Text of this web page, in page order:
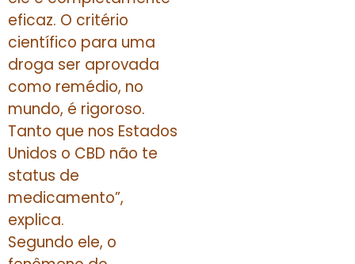
eficaz. O critério
científico para uma
droga ser aprovada
como remédio, no
mundo, é rigoroso.
Tanto que nos Estados
Unidos o CBD não te
status de
medicamento”,
explica.
Segundo ele, o